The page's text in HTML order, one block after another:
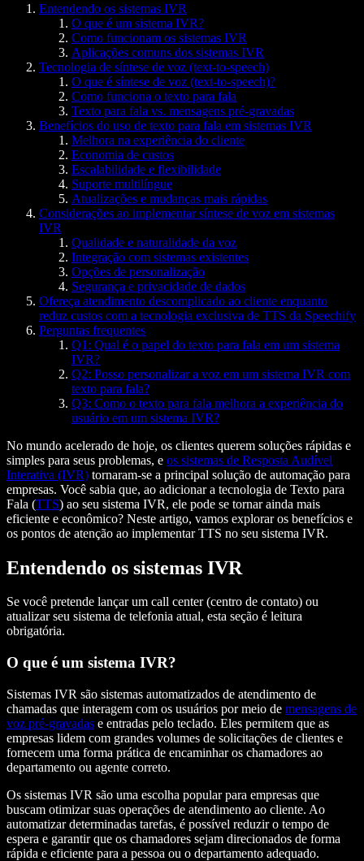
Entendendo os sistemas IVR
O que é um sistema IVR?
Como funcionam os sistemas IVR
Aplicações comuns dos sistemas IVR
Tecnologia de síntese de voz (text-to-speech)
O que é síntese de voz (text-to-speech)?
Como funciona o texto para fala
Texto para fala vs. mensagens pré-gravadas
Benefícios do uso de texto para fala em sistemas IVR
Melhora na experiência do cliente
Economia de custos
Escalabilidade e flexibilidade
Suporte multilíngue
Atualizações e mudanças mais rápidas
Considerações ao implementar síntese de voz em sistemas
IVR
Qualidade e naturalidade da voz
Integração com sistemas existentes
Opções de personalização
Segurança e privacidade de dados
Ofereça atendimento descomplicado ao cliente enquanto
reduz custos com a tecnologia exclusiva de TTS da Speechify
Perguntas frequentes
Q1: Qual é o papel do texto para fala em um sistema
IVR?
Q2: Posso personalizar a voz em um sistema IVR com
texto para fala?
Q3: Como o texto para fala melhora a experiência do
usuário em um sistema IVR?
No mundo acelerado de hoje, os clientes querem soluções rápidas e
simples para seus problemas, e os sistemas de Resposta Audível
Interativa (IVR) tornaram-se a principal solução de automação para
empresas. Você sabia que, ao adicionar a tecnologia de Texto para
Fala (TTS) ao seu sistema IVR, ele pode se tornar ainda mais
eficiente e econômico? Neste artigo, vamos explorar os benefícios e
os pontos de atenção ao implementar TTS no seu sistema IVR.
Entendendo os sistemas IVR
Se você pretende lançar um call center (centro de contato) ou
atualizar seu sistema de telefonia atual, esta seção é leitura
obrigatória.
O que é um sistema IVR?
Sistemas IVR são sistemas automatizados de atendimento de
chamadas que interagem com os usuários por meio de mensagens de
voz pré-gravadas e entradas pelo teclado. Eles permitem que as
empresas lidem com grandes volumes de solicitações de clientes e
fornecem uma forma prática de encaminhar os chamadores ao
departamento ou agente correto.
Os sistemas IVR são uma escolha popular para empresas que
buscam otimizar suas operações de atendimento ao cliente. Ao
automatizar determinadas tarefas, é possível reduzir o tempo de
espera e garantir que os chamadores sejam direcionados de forma
rápida e eficiente para a pessoa ou o departamento adequado.